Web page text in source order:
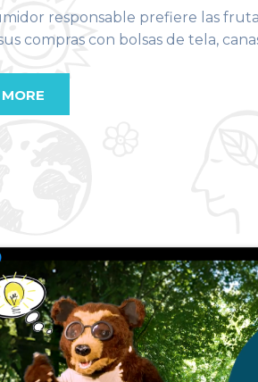
responsable prefiere las
compras con bolsas de tela,